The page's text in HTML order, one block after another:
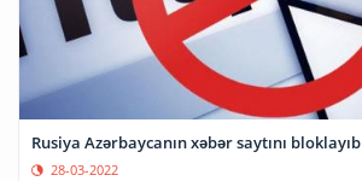
Rusiya Azərbaycanın xəbər saytını bloklayıb
28-03-2022